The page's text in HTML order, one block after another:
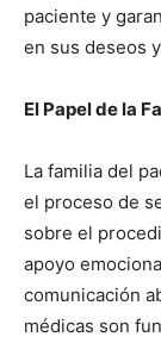
paciente y
en sus deseos
El Papel de la
La familia del
el proceso de
sobre el
apoyo
comunicación
médicas son